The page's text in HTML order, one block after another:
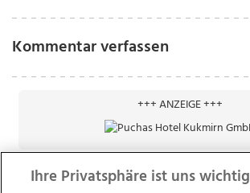
Kommentar verfassen
+++ ANZEIGE +++
Ihre Privatsphäre ist uns wichtig